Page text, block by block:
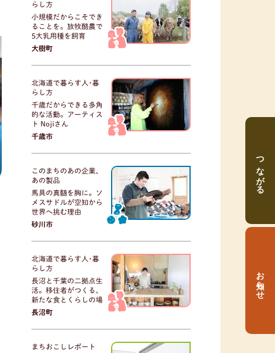
らし方
小規模だからこそでき
ることを。放牧酪農で
5大乳用種を飼育
大樹町
北海道で暮らす人･暮
らし方
千歳だからできる多角
的な活動。アーティス
ト Nojiさん
千歳市
このまちのあの企業、
あの製品
馬具の真髄を胸に。ソ
メスサドルが空知から
世界へ挑む理由
砂川市
北海道で暮らす人･暮
らし方
長沼と千葉の二拠点生
活。移住者がつくる、
新たな食とくらしの場
長沼町
まちおこしレポート
つながる
お知らせ